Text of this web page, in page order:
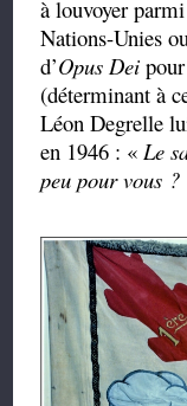
à louvoyer
Nations-Unies
d’Opus Dei
(déterminant à
Léon Degrelle
en 1946 : « Le
peu pour vous ?